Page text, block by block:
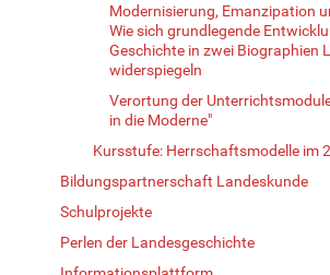
Modernisierung, Emanzipation
Wie sich grundlegende
Geschichte in zwei Biographien
widerspiegeln
Verortung der
in die Moderne"
Kursstufe: Herrschaftsmodelle im
Bildungspartnerschaft Landeskunde
Schulprojekte
Perlen der Landesgeschichte